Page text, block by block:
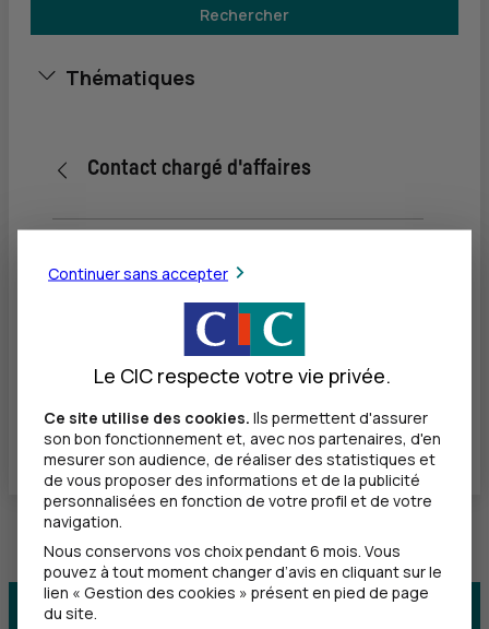
Rechercher
Thématiques
Retour vers la page précédente
Contact chargé d'affaires
contacter mon chargé d'affaires ?
Comment accéder à la messagerie en
Comment envoyer un message à chargé
d'affaires ?
Centre d'aide
Continuer sans accepter
Le CIC respecte votre vie privée.
Ce site utilise des cookies. Ils permettent d'assurer
son bon fonctionnement et, avec nos partenaires, d'en
mesurer son audience, de réaliser des statistiques et
de vous proposer des informations et de la publicité
personnalisées en fonction de votre profil et de votre
navigation.
Nous conservons vos choix pendant 6 mois. Vous
pouvez à tout moment changer d’avis en cliquant sur le
lien « Gestion des cookies » présent en pied de page
du site.